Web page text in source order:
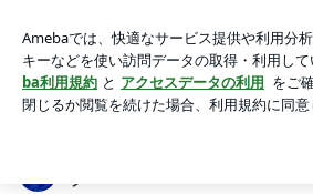
スタ』公式ブログ
アプリをダウンロードして ブログの更新通知
ょう。
グ